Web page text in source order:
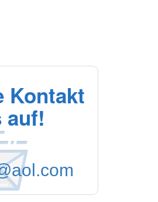
Kontakt
auf!